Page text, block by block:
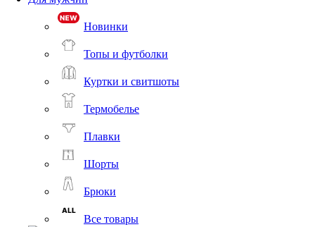
Новинки
Топы и футболки
Куртки и свитшоты
Термобелье
Плавки
Шорты
Брюки
Все товары